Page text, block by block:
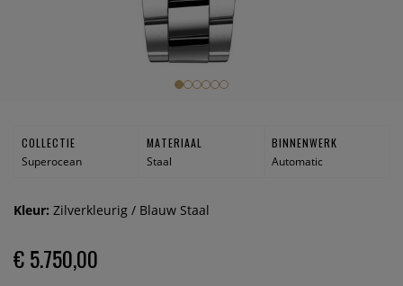
COLLECTIE
Superocean
MATERIAAL
Staal
BINNENWERK
Automatic
Kleur: Zilverkleurig / Blauw Staal
€ 5.750,00